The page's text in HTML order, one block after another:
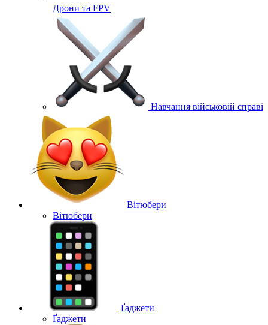
Дрони та FPV
Навчання військовій справі
Вітюбери
Вітюбери
Ґаджети
Ґаджети